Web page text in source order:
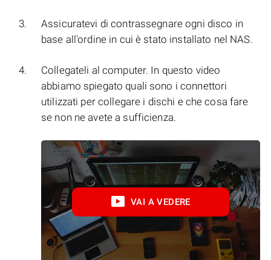
Assicuratevi di contrassegnare ogni disco in
base all'ordine in cui è stato installato nel NAS.
Collegateli al computer. In questo video
abbiamo spiegato quali sono i connettori
utilizzati per collegare i dischi e che cosa fare
se non ne avete a sufficienza.
VAI A VEDERE